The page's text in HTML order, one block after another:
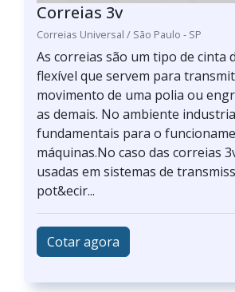
Correias 3v
Correias Universal / São Paulo - SP
As correias são um tipo de cinta
flexível que servem para
movimento de uma polia ou
as demais. No ambiente
fundamentais para o
máquinas.No caso das correias
usadas em sistemas de
pot&ecir...
Cotar agora